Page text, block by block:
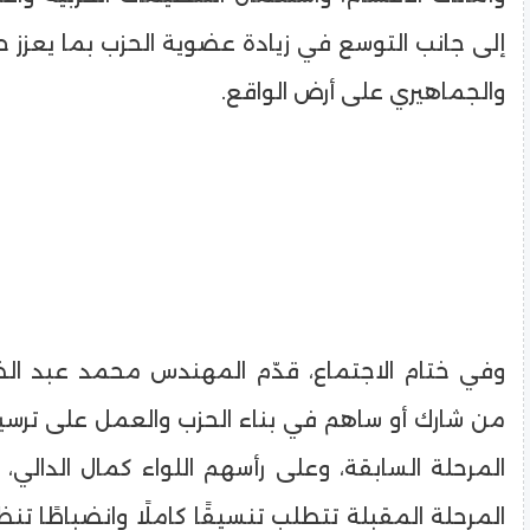
إلى جانب التوسع في زيادة عضوية الحزب بما
والجماهيري على أرض الواقع.
وفي ختام الاجتماع، قدّم المهندس محمد عبد
من شارك أو ساهم في بناء الحزب والعمل على
المرحلة السابقة، وعلى رأسهم اللواء كمال
المرحلة المقبلة تتطلب تنسيقًا كاملًا وانضباطًا